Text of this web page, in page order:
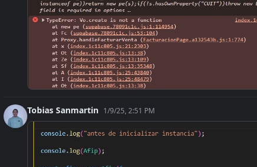
Tobias Sanmartin 1/9/25, 2:51 PM